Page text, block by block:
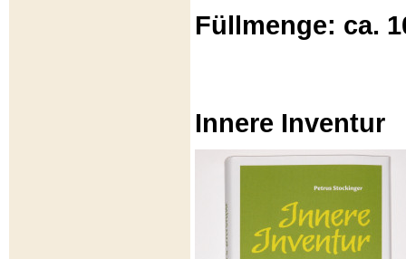
Füllmenge: ca.
Innere Inventur